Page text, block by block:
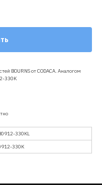
BOURNS от CODACA. Аналогом
330K
330KL
330K